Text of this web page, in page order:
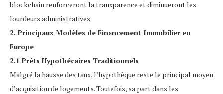
blockchain renforceront la transparence et diminueront les
lourdeurs administratives.
2. Principaux Modèles de Financement Immobilier en
Europe
2.1 Prêts Hypothécaires Traditionnels
Malgré la hausse des taux, l’hypothèque reste le principal moyen
d’acquisition de logements. Toutefois, sa part dans les